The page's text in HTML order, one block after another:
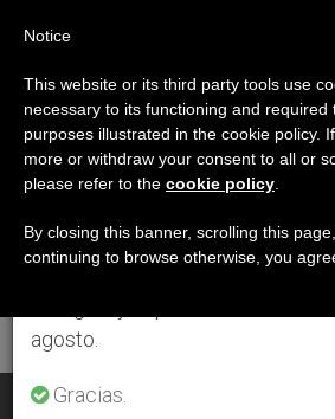
ETIQUETA
Posts
‘exposición’
ÚLTIMAS NOTICIAS
Sábado Santo: La Sábana Santa de
Aviso importante
Del 27 de julio al 7 de agosto
anual, aprovechando que en el
se generan menos informaciones
agosto.
Gracias.
Notice
This website or its third party tools use
necessary to its functioning and required
purposes illustrated in the cookie policy.
more or withdraw your consent to all or
please refer to the cookie policy
By closing this banner, scrolling this
continuing to browse otherwise, you